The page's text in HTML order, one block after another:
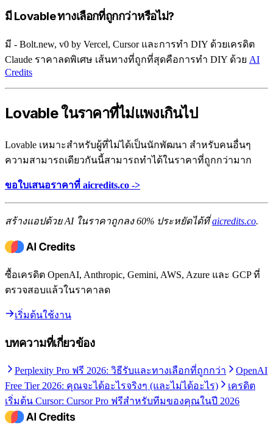
มี Lovable ทางเลือกที่ถูกกว่าหรือไม่?
มี - Bolt.new, v0 by Vercel, Cursor และการทำ DIY ด้วยเครดิต
Claude ราคาลดพิเศษ เส้นทางที่ถูกที่สุดคือการทำ DIY ด้วย AI
Credits
Lovable ในราคาที่ไม่แพงเกินไป
Lovable เหมาะสำหรับผู้ที่ไม่ได้เป็นนักพัฒนา สำหรับคนอื่นๆ
ความสามารถเดียวกันนี้สามารถทำได้ในราคาที่ถูกกว่ามาก
ขอใบเสนอราคาที่ aicredits.co ->
สร้างแอปด้วย AI ในราคาถูกลง 60% ประหยัดได้ที่aicredits.co.
ซื้อเครดิต OpenAI, Anthropic, Gemini, AWS, Azure และ GCP ที่
ตรวจสอบแล้วในราคาลด
เริ่มต้นใช้งาน
บทความที่เกี่ยวข้อง
Perplexity Pro ฟรี 2026: วิธีรับและทางเลือกที่ถูกกว่า
OpenAI
Free Tier 2026: คุณจะได้อะไรจริงๆ (และไม่ได้อะไร)
เครดิต
เริ่มต้น Cursor: Cursor Pro ฟรีสำหรับทีมของคุณในปี 2026